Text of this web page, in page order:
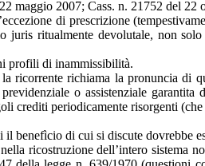
maggio 2007; Cass. n. 21752 del
di prescrizione
juris ritualmente devolutale, non
profili di inammissibilità.
ricorrente richiama la pronuncia di
o assistenziale
crediti periodicamente risorgenti
benefìcio di cui si discute dovrebbe
ricostruzione dell’intero sistema